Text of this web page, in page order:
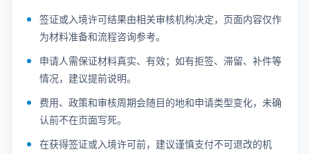
签证或入境许可结果由相关审核机构决定，页面内容仅作
为材料准备和流程咨询参考。
申请人需保证材料真实、有效；如有拒签、滞留、补件等
情况，建议提前说明。
费用、政策和审核周期会随目的地和申请类型变化，未确
认前不在页面写死。
在获得签证或入境许可前，建议谨慎支付不可退改的机